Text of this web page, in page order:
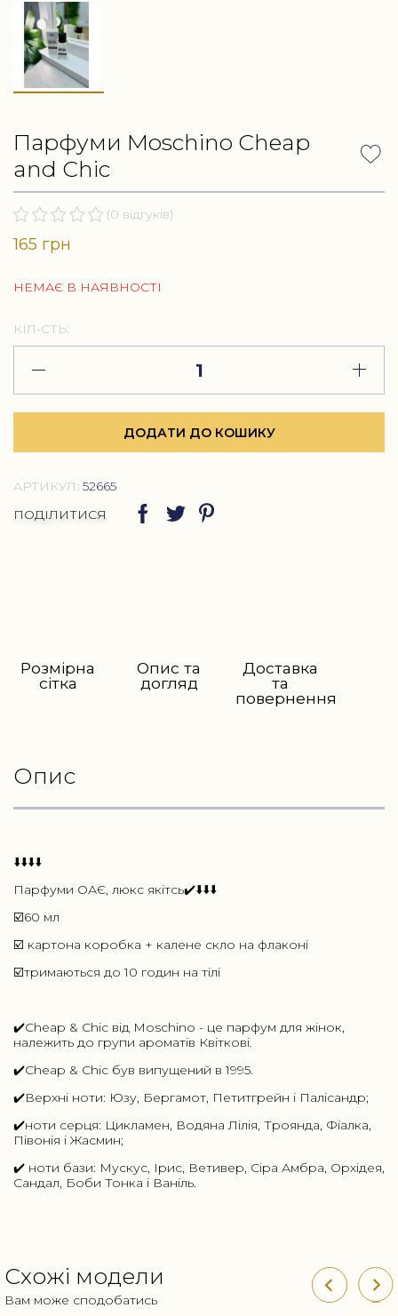
Парфуми Moschino Cheap
and Chic
(0 відгуків)
165 грн
НЕМАЄ В НАЯВНОСТІ
КІЛ-СТЬ:
ДОДАТИ ДО КОШИКУ
АРТИКУЛ: 52665
ПОДІЛИТИСЯ
Розмірна
сітка
Опис та
догляд
Доставка
та
повернення
Опис
⬇️⬇️⬇️⬇️
Парфуми ОАЄ, люкс якітсь✔️⬇️⬇️⬇️
☑️60 мл
☑️ картона коробка + калене скло на флаконі
☑️тримаються до 10 годин на тілі
✔️Cheap & Chic від Moschino - це парфум для жінок,
належить до групи ароматів Квіткові.
✔️Cheap & Chic був випущений в 1995.
✔️Верхні ноти: Юзу, Бергамот, Петитгрейн і Палісандр;
✔️ноти серця: Цикламен, Водяна Лілія, Троянда, Фіалка,
Півонія і Жасмин;
✔️ ноти бази: Мускус, Ірис, Ветивер, Сіра Амбра, Орхідея,
Сандал, Боби Тонка і Ваніль.
Схожі модели
Вам може сподобатись